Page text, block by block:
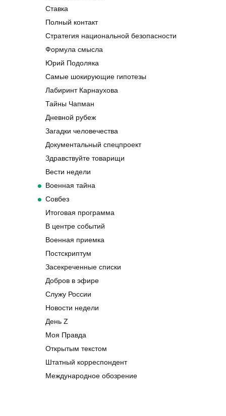
Ставка
Полный контакт
Стратегия национальной безопасности
Формула смысла
Юрий Подоляка
Самые шокирующие гипотезы
Лабиринт Карнаухова
Тайны Чапман
Дневной рубеж
Загадки человечества
Документальный спецпроект
Здравствуйте товарищи
Вести недели
Военная тайна
Совбез
Итоговая программа
В центре событий
Военная приемка
Постскриптум
Засекреченные списки
Добров в эфире
Служу России
Новости недели
День Z
Моя Правда
Открытым текстом
Штатный корреспондент
Международное обозрение